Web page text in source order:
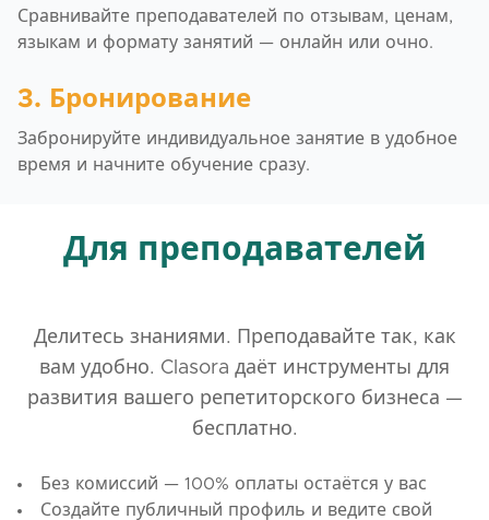
Сравнивайте преподавателей по отзывам, ценам,
языкам и формату занятий — онлайн или очно.
3. Бронирование
Забронируйте индивидуальное занятие в удобное
время и начните обучение сразу.
Для преподавателей
Делитесь знаниями. Преподавайте так, как
вам удобно. Clasora даёт инструменты для
развития вашего репетиторского бизнеса —
бесплатно.
Без комиссий — 100% оплаты остаётся у вас
Создайте публичный профиль и ведите свой